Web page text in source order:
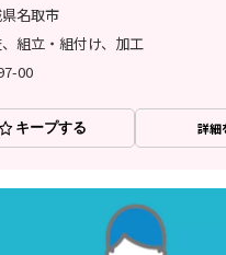
名取市
組立・組付け、加工
00
キープする 詳細